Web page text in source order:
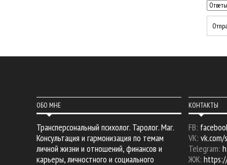
ОБО МНЕ
Трансперсональный психолог. Таролог. Маг.
Консультация и гармонизация по темам
личной жизни и отношений, финансов и
карьеры, личностного и социального
КОНТАКТЫ
FB:
VK: vk.com/
Telegram:
ЖЖ: